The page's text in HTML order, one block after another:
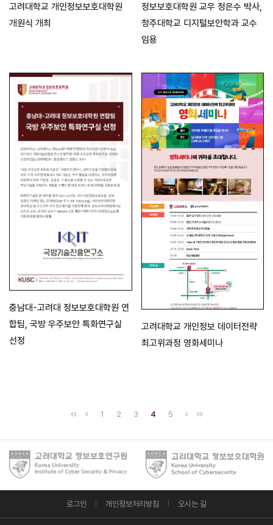
고려대학교 개인정보보호대학원
개원식 개최
정보보호대학원 교우 정은수 박사,
청주대학교 디지털보안학과 교수
임용
충남대-고려대 정보보호대학원 연
합팀, 국방 우주보안 특화연구실
선정
고려대학교 개인정보 데이터전략
최고위과정 영화세미나
1 2 3 4 5
로그인 개인정보처리방침 오시는 길